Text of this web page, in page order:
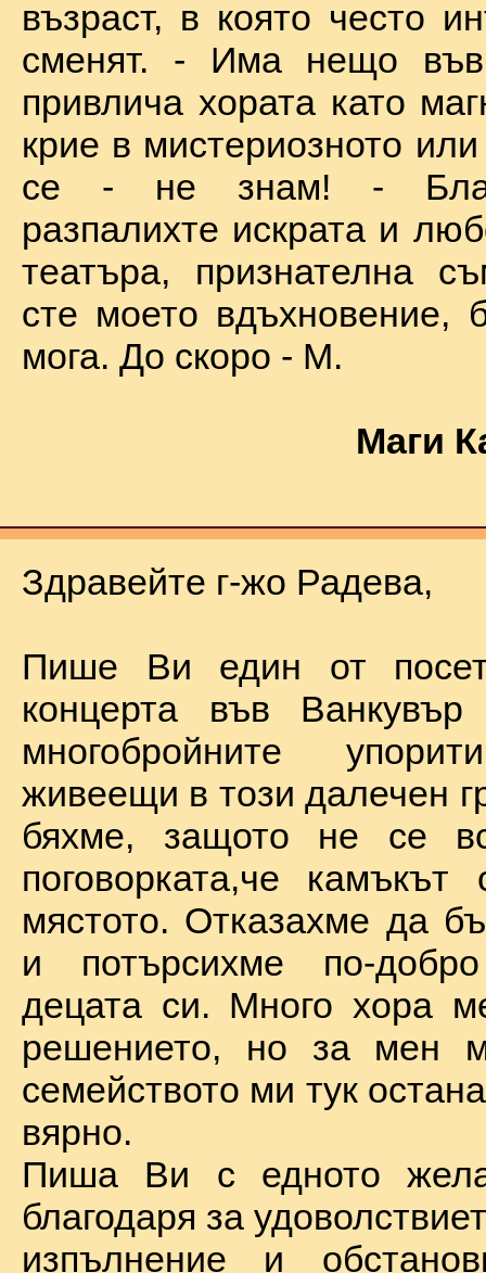
възраст, в която често
сменят. - Има нещо във
привлича хората като
крие в мистериозното
се - не знам! -
разпалихте искрата и
театъра, признателна
сте моето вдъхновение,
мога. До скоро - М.
Маги
Здравейте г-жо Радева,
Пише Ви един от
концерта във
многобройните
живеещи в този далечен
бяхме, защото не се
поговорката,че
мястото. Отказахме да
и потърсихме по-
децата си. Много хора
решението, но за мен
семейството ми тук
вярно.
Пиша Ви с едното
благодаря за
изпълнение и